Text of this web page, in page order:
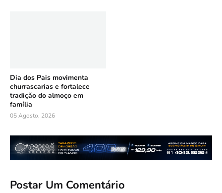
Dia dos Pais movimenta
churrascarias e fortalece
tradição do almoço em
família
05 Agosto, 2026
Postar Um Comentário